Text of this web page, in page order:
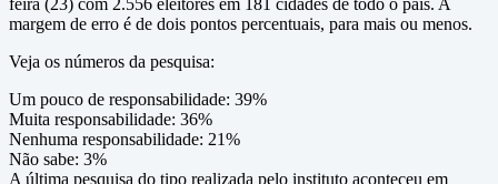
feira (23) com 2.556 eleitores em 181 cidades de todo o país. A
margem de erro é de dois pontos percentuais, para mais ou menos.
Veja os números da pesquisa:
Um pouco de responsabilidade: 39%
Muita responsabilidade: 36%
Nenhuma responsabilidade: 21%
Não sabe: 3%
A última pesquisa do tipo realizada pelo instituto aconteceu em